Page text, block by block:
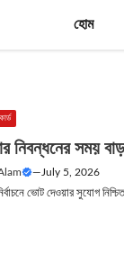
হোম
নিবন্ধনের সময়
— July 5, 2026
ভোট দেওয়ার সুযোগ